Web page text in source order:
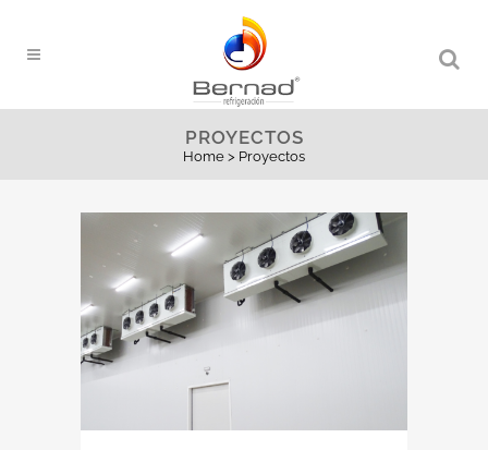
PROYECTOS
Home > Proyectos